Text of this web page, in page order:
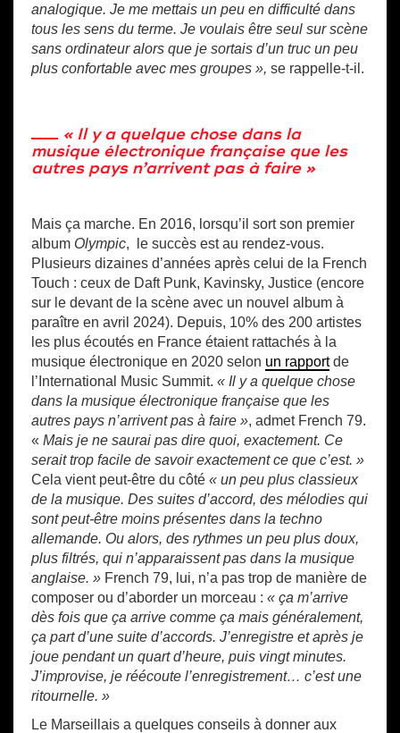
analogique. Je me mettais un peu en difficulté dans
tous les sens du terme. Je voulais être seul sur scène
sans ordinateur alors que je sortais d’un truc un peu
plus confortable avec mes groupes », se rappelle-t-il.
« Il y a quelque chose dans la
musique électronique française que les
autres pays n’arrivent pas à faire »
Mais ça marche. En 2016, lorsqu’il sort son premier
album Olympic, le succès est au rendez-vous.
Plusieurs dizaines d’années après celui de la French
Touch : ceux de Daft Punk, Kavinsky, Justice (encore
sur le devant de la scène avec un nouvel album à
paraître en avril 2024). Depuis, 10% des 200 artistes
les plus écoutés en France étaient rattachés à la
musique électronique en 2020 selon un rapportde
l’International Music Summit. « Il y a quelque chose
dans la musique électronique française que les
autres pays n’arrivent pas à faire », admet French 79.
« Mais je ne saurai pas dire quoi, exactement. Ce
serait trop facile de savoir exactement ce que c’est. »
Cela vient peut-être du côté « un peu plus classieux
de la musique. Des suites d’accord, des mélodies qui
sont peut-être moins présentes dans la techno
allemande. Ou alors, des rythmes un peu plus doux,
plus filtrés, qui n’apparaissent pas dans la musique
anglaise. » French 79, lui, n’a pas trop de manière de
composer ou d’aborder un morceau : « ça m’arrive
dès fois que ça arrive comme ça mais généralement,
ça part d’une suite d’accords. J’enregistre et après je
joue pendant un quart d’heure, puis vingt minutes.
J’improvise, je réécoute l’enregistrement… c’est une
ritournelle. »
Le Marseillais a quelques conseils à donner aux